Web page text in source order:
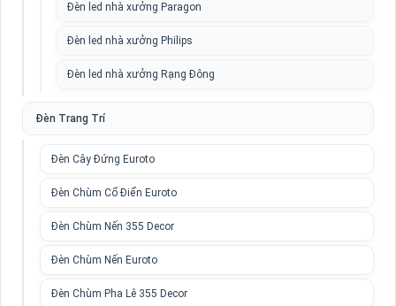
Đèn led nhà xưởng Paragon
Đèn led nhà xưởng Philips
Đèn led nhà xưởng Rạng Đông
Đèn Trang Trí
Đèn Cây Đứng Euroto
Đèn Chùm Cổ Điển Euroto
Đèn Chùm Nến 355 Decor
Đèn Chùm Nến Euroto
Đèn Chùm Pha Lê 355 Decor